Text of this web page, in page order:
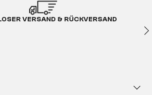
VERSAND & RÜCKVERSAND